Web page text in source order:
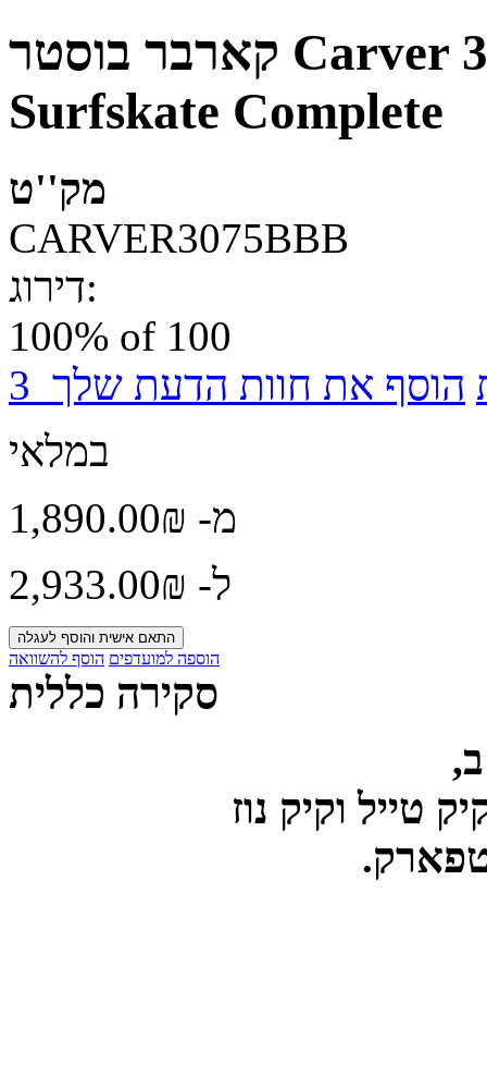
קארבר בוסטר Carver 30.75 Booster USA
Surfskate Complete
מק''ט
CARVER3075BBB
דירוג:
100% of 100
3 הוסף את חוות הדעת שלך
במלאי
מ- ₪‏1,890.00
ל- ₪‏2,933.00
התאם אישית והוסף לעגלה
הוספה למועדפים הוסף להשוואה
סקירה כללית